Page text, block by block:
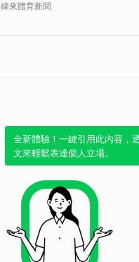
緯來體育新聞
全新體驗！一鍵引用此內容，
文來輕鬆表達個人立場。